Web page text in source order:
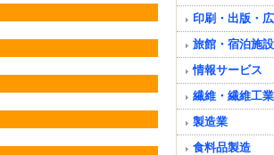
印刷・出版・
旅館・宿泊施設
情報サービス
繊維・繊維工業
製造業
食料品製造